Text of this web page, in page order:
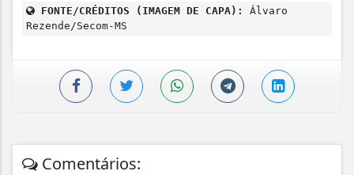
FONTE/CRÉDITOS (IMAGEM DE CAPA):
Álvaro
Rezende/Secom-MS
Comentários: